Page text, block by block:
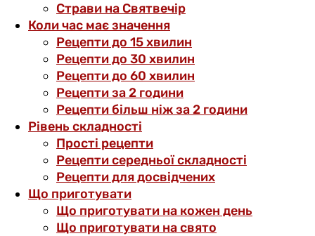
Страви на Святвечір
Коли час має значення
Рецепти до 15 хвилин
Рецепти до 30 хвилин
Рецепти до 60 хвилин
Рецепти за 2 години
Рецепти більш ніж за 2 години
Рівень складності
Прості рецепти
Рецепти середньої складності
Рецепти для досвідчених
Що приготувати
Що приготувати на кожен день
Що приготувати на свято